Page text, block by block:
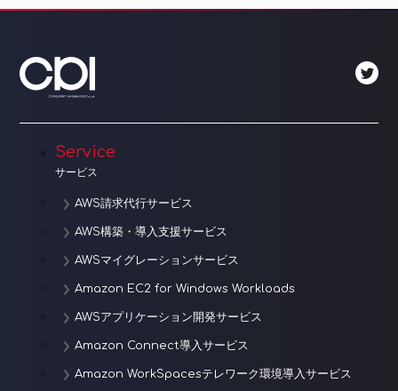
ビ
ゲ
ー
シ
ョ Service
サービス
AWS請求代行サービス
AWS構築・導入支援サービス
AWSマイグレーションサービス
Amazon EC2 for Windows Workloads
AWSアプリケーション開発サービス
Amazon Connect導入サービス
Amazon WorkSpacesテレワーク環境導入サービス